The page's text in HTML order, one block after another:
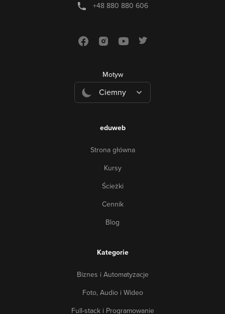
+48 880 880 606
Motyw
Ciemny
eduweb
Strona główna
Kursy
Ścieżki
Cennik
Blog
Kategorie
Biznes i Automatyzacje
Foto, Audio i Wideo
Full-stack i Programowanie